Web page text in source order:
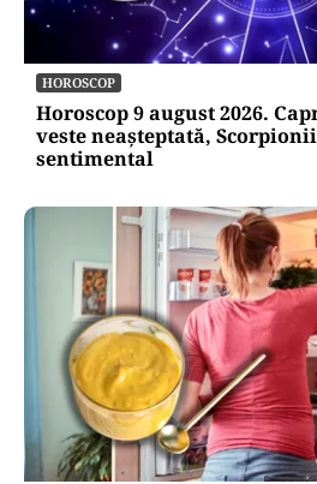
HOROSCOP
Horoscop 9 august 2026.
veste neașteptată,
sentimental